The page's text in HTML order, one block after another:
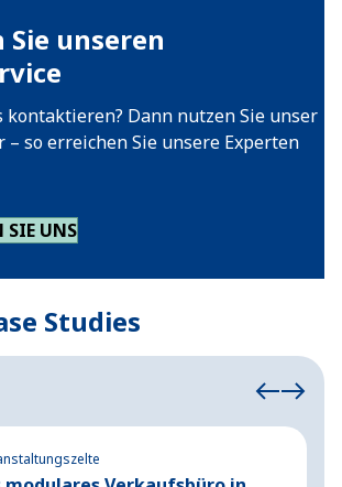
Sie unseren
kontaktieren? Dann nutzen Sie unser
so erreichen Sie unsere Experten
SIE UNS
Studies